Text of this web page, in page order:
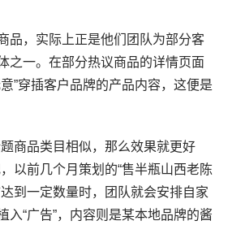
品，实际上正是他们团队为部分客
之一。在部分热议商品的详情页面
”穿插客户品牌的产品内容，这便是
商品类目相似，那么效果就更好
以前几个月策划的“售半瓶山西老陈
到一定数量时，团队就会安排自家
入“广告”，内容则是某本地品牌的酱